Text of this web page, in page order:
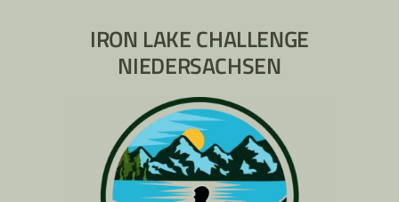
IRON LAKE CHALLENGE
NIEDERSACHSEN